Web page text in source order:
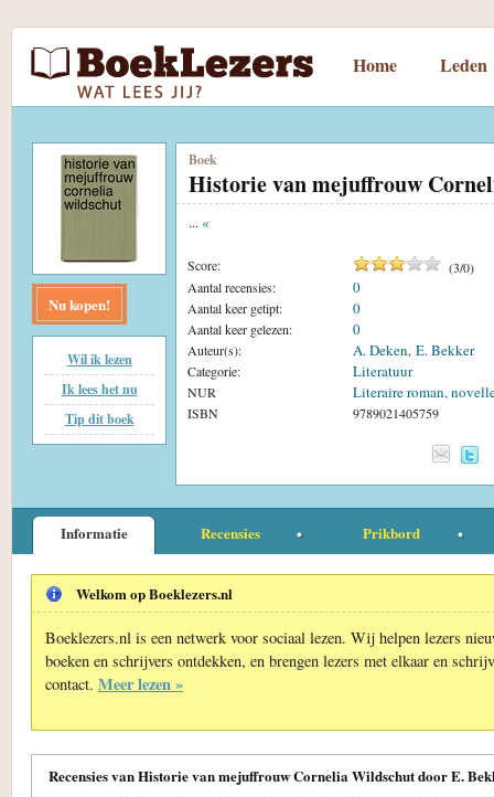
Home Leden
Nu kopen!
Wil ik lezen
Ik lees het nu
Tip dit boek
Boek
Historie van mejuffrouw
... «
Score: (3/0)
Aantal recensies:
0
Aantal keer getipt: 0
Aantal keer gelezen: 0
Auteur(s): A. Deken, E. Bekker
Categorie: Literatuur
NUR Literaire roman,
ISBN 9789021405759
Informatie Recensies Prikbord
Welkom op Boeklezers.nl
Boeklezers.nl is een netwerk voor sociaal lezen. Wij helpen lezers
boeken en schrijvers ontdekken, en brengen lezers met elkaar en
contact. Meer lezen »
Recensies van Historie van mejuffrouw Cornelia Wildschut door E.